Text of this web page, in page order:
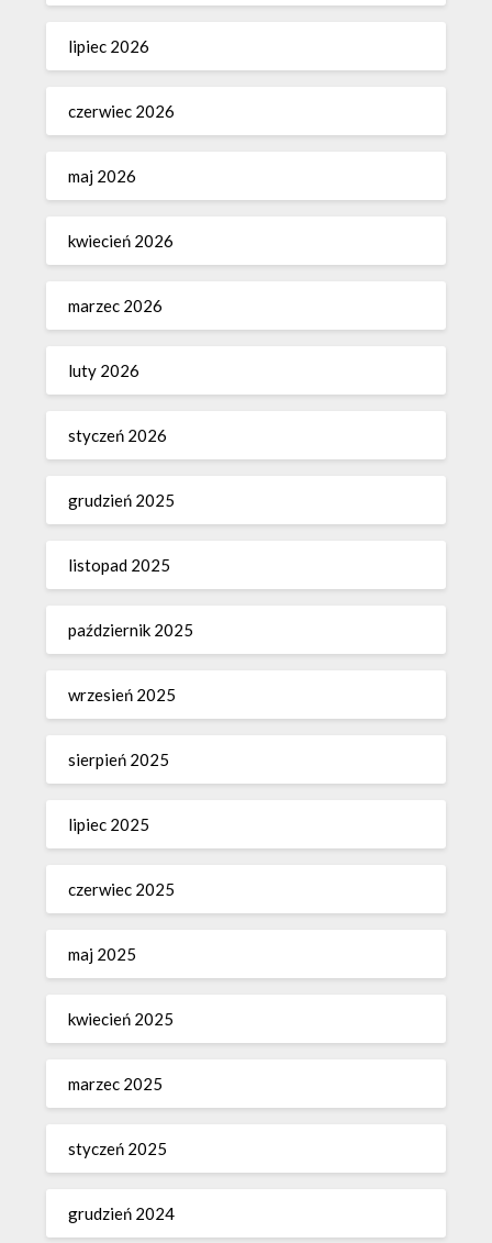
lipiec 2026
czerwiec 2026
maj 2026
kwiecień 2026
marzec 2026
luty 2026
styczeń 2026
grudzień 2025
listopad 2025
październik 2025
wrzesień 2025
sierpień 2025
lipiec 2025
czerwiec 2025
maj 2025
kwiecień 2025
marzec 2025
styczeń 2025
grudzień 2024